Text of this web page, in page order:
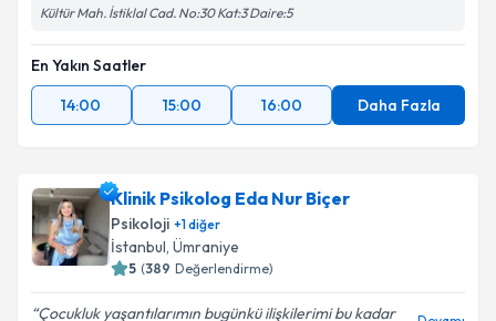
Kültür Mah. İstiklal Cad. No:30 Kat:3 Daire:5
En Yakın Saatler
14:00
15:00 16:00 Daha Fazla
Klinik Psikolog Eda Nur Biçer
Psikoloji +1diğer
İstanbul, Ümraniye
5 (389 Değerlendirme)
Çocukluk yaşantılarımın bugünkü ilişkilerimi bu kadar